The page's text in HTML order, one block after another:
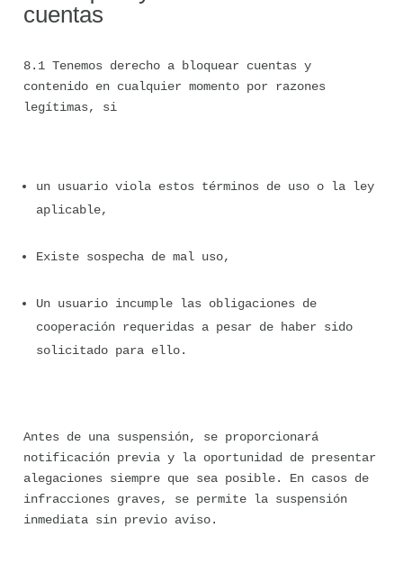
cuentas
8.1 Tenemos derecho a bloquear cuentas y
contenido en cualquier momento por razones
legítimas, si
un usuario viola estos términos de uso o la ley
aplicable,
Existe sospecha de mal uso,
Un usuario incumple las obligaciones de
cooperación requeridas a pesar de haber sido
solicitado para ello.
Antes de una suspensión, se proporcionará
notificación previa y la oportunidad de presentar
alegaciones siempre que sea posible. En casos de
infracciones graves, se permite la suspensión
inmediata sin previo aviso.